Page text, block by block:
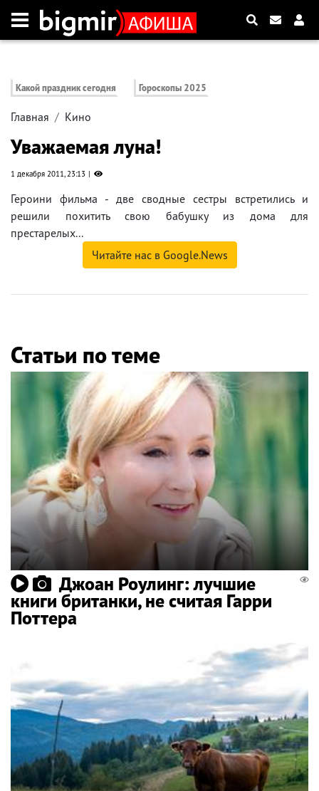
Какой праздник сегодня Гороскопы 2025
Главная Кино
Уважаемая луна!
1 декабря 2011, 23:13
Героини фильма - две сводные сестры встретились и
решили похитить свою бабушку из дома для
престарелых...
Читайте нас в Google.News
Статьи по теме
Джоан Роулинг: лучшие
книги британки, не считая Гарри
Поттера